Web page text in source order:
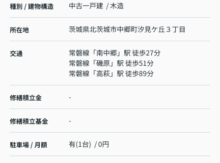
種別 / 建物構造 中古一戸建 / 木造
所在地 茨城県北茨城市中郷町汐見ケ丘３丁目
交通 常磐線 「南中郷」駅 徒歩27分
常磐線 「磯原」駅 徒歩51分
常磐線 「高萩」駅 徒歩89分
修繕積立金 -
修繕積立基金 -
駐車場 / 月額 有(1台) / 0円